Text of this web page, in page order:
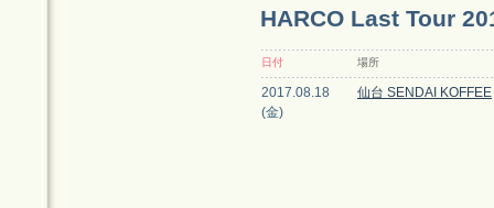
HARCO Last Tour
日付 場所
2017.08.18
(金)
仙台 SENDAI KOFFEE